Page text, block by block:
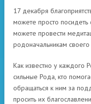
17 декабря
можете просто
можете провести
родоначальникам
Как известно у каждого
сильные Рода, кто
обращаться к ним за
просить их